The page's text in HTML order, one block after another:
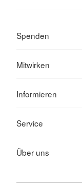
Spenden
Mitwirken
Informieren
Service
Über uns